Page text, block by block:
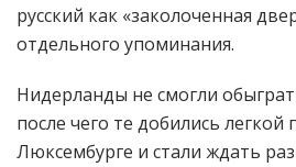
русский как «заколоченная
отдельного упоминания.
Нидерланды не смогли
после чего те добились легкой
Люксембурге и стали ждать